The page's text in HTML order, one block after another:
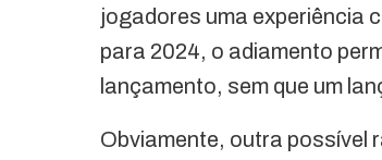
jogadores uma experiência
para 2024, o adiamento
lançamento, sem que um
Obviamente, outra possível